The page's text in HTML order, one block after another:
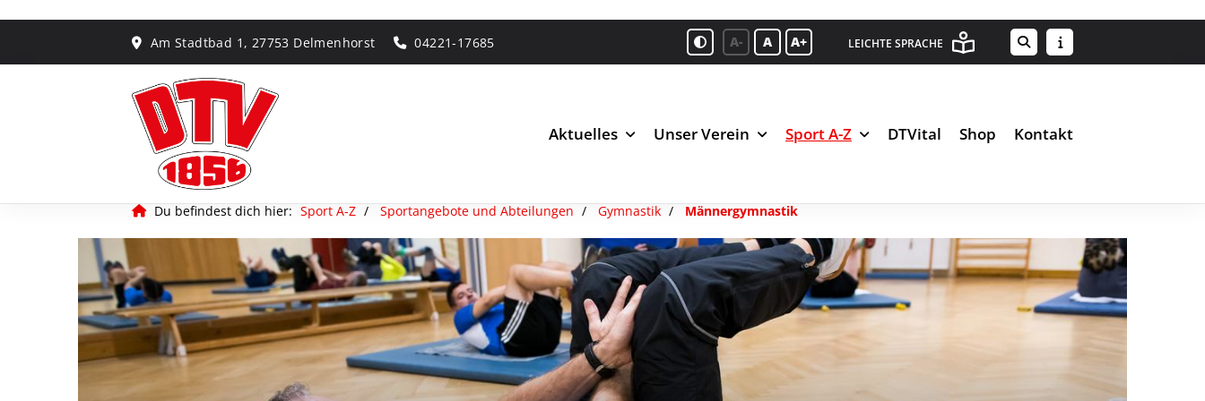
Am Stadtbad 1, 27753 Delmenhorst 04221-17685 A- A A+ LEICHTE SPRACHE
Du befindest dich hier: Sport A-Z Sportangebote und Abteilungen Gymnastik Männergymnastik